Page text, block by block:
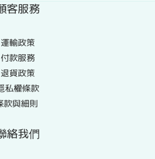
客服務
運輸政策
付款服務
退貨政策
私權條款
款與細則
絡我們